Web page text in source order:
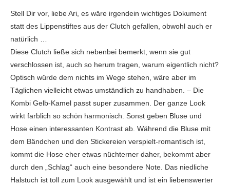
Stell Dir vor, liebe Ari, es wäre irgendein wichtiges Dokument
statt des Lippenstiftes aus der Clutch gefallen, obwohl auch er
natürlich …
Diese Clutch ließe sich nebenbei bemerkt, wenn sie gut
verschlossen ist, auch so herum tragen, warum eigentlich nicht?
Optisch würde dem nichts im Wege stehen, wäre aber im
Täglichen vielleicht etwas umständlich zu handhaben. – Die
Kombi Gelb-Kamel passt super zusammen. Der ganze Look
wirkt farblich so schön harmonisch. Sonst geben Bluse und
Hose einen interessanten Kontrast ab. Während die Bluse mit
dem Bändchen und den Stickereien verspielt-romantisch ist,
kommt die Hose eher etwas nüchterner daher, bekommt aber
durch den „Schlag“ auch eine besondere Note. Das niedliche
Halstuch ist toll zum Look ausgewählt und ist ein liebenswerter